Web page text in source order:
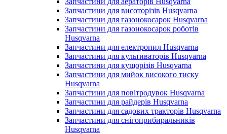
Запчастини для висоторізів Husqvarna
Запчастини для газонокосарок Husqvarna
Запчастини для газонокосарок роботів
Husqvarna
Запчастини для електропил Husqvarna
Запчастини для культиваторів Husqvarna
Запчастини для кущорізів Husqvarna
Запчастини для мийок високого тиску
Husqvarna
Запчастини для повітродувок Husqvarna
Запчастини для райдерів Husqvarna
Запчастини для садових тракторів Husqvarna
Запчастини для снігоприбиральників
Husqvarna